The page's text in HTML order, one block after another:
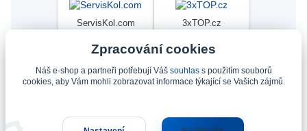
ServisKol.com 3xTOP.cz
Condat Ninex.cz
Zpracování cookies
Náš e-shop a partneři potřebují Váš souhlass použitím souborů
cookies, aby Vám mohli zobrazovat informace týkající se Vašich zájmů.